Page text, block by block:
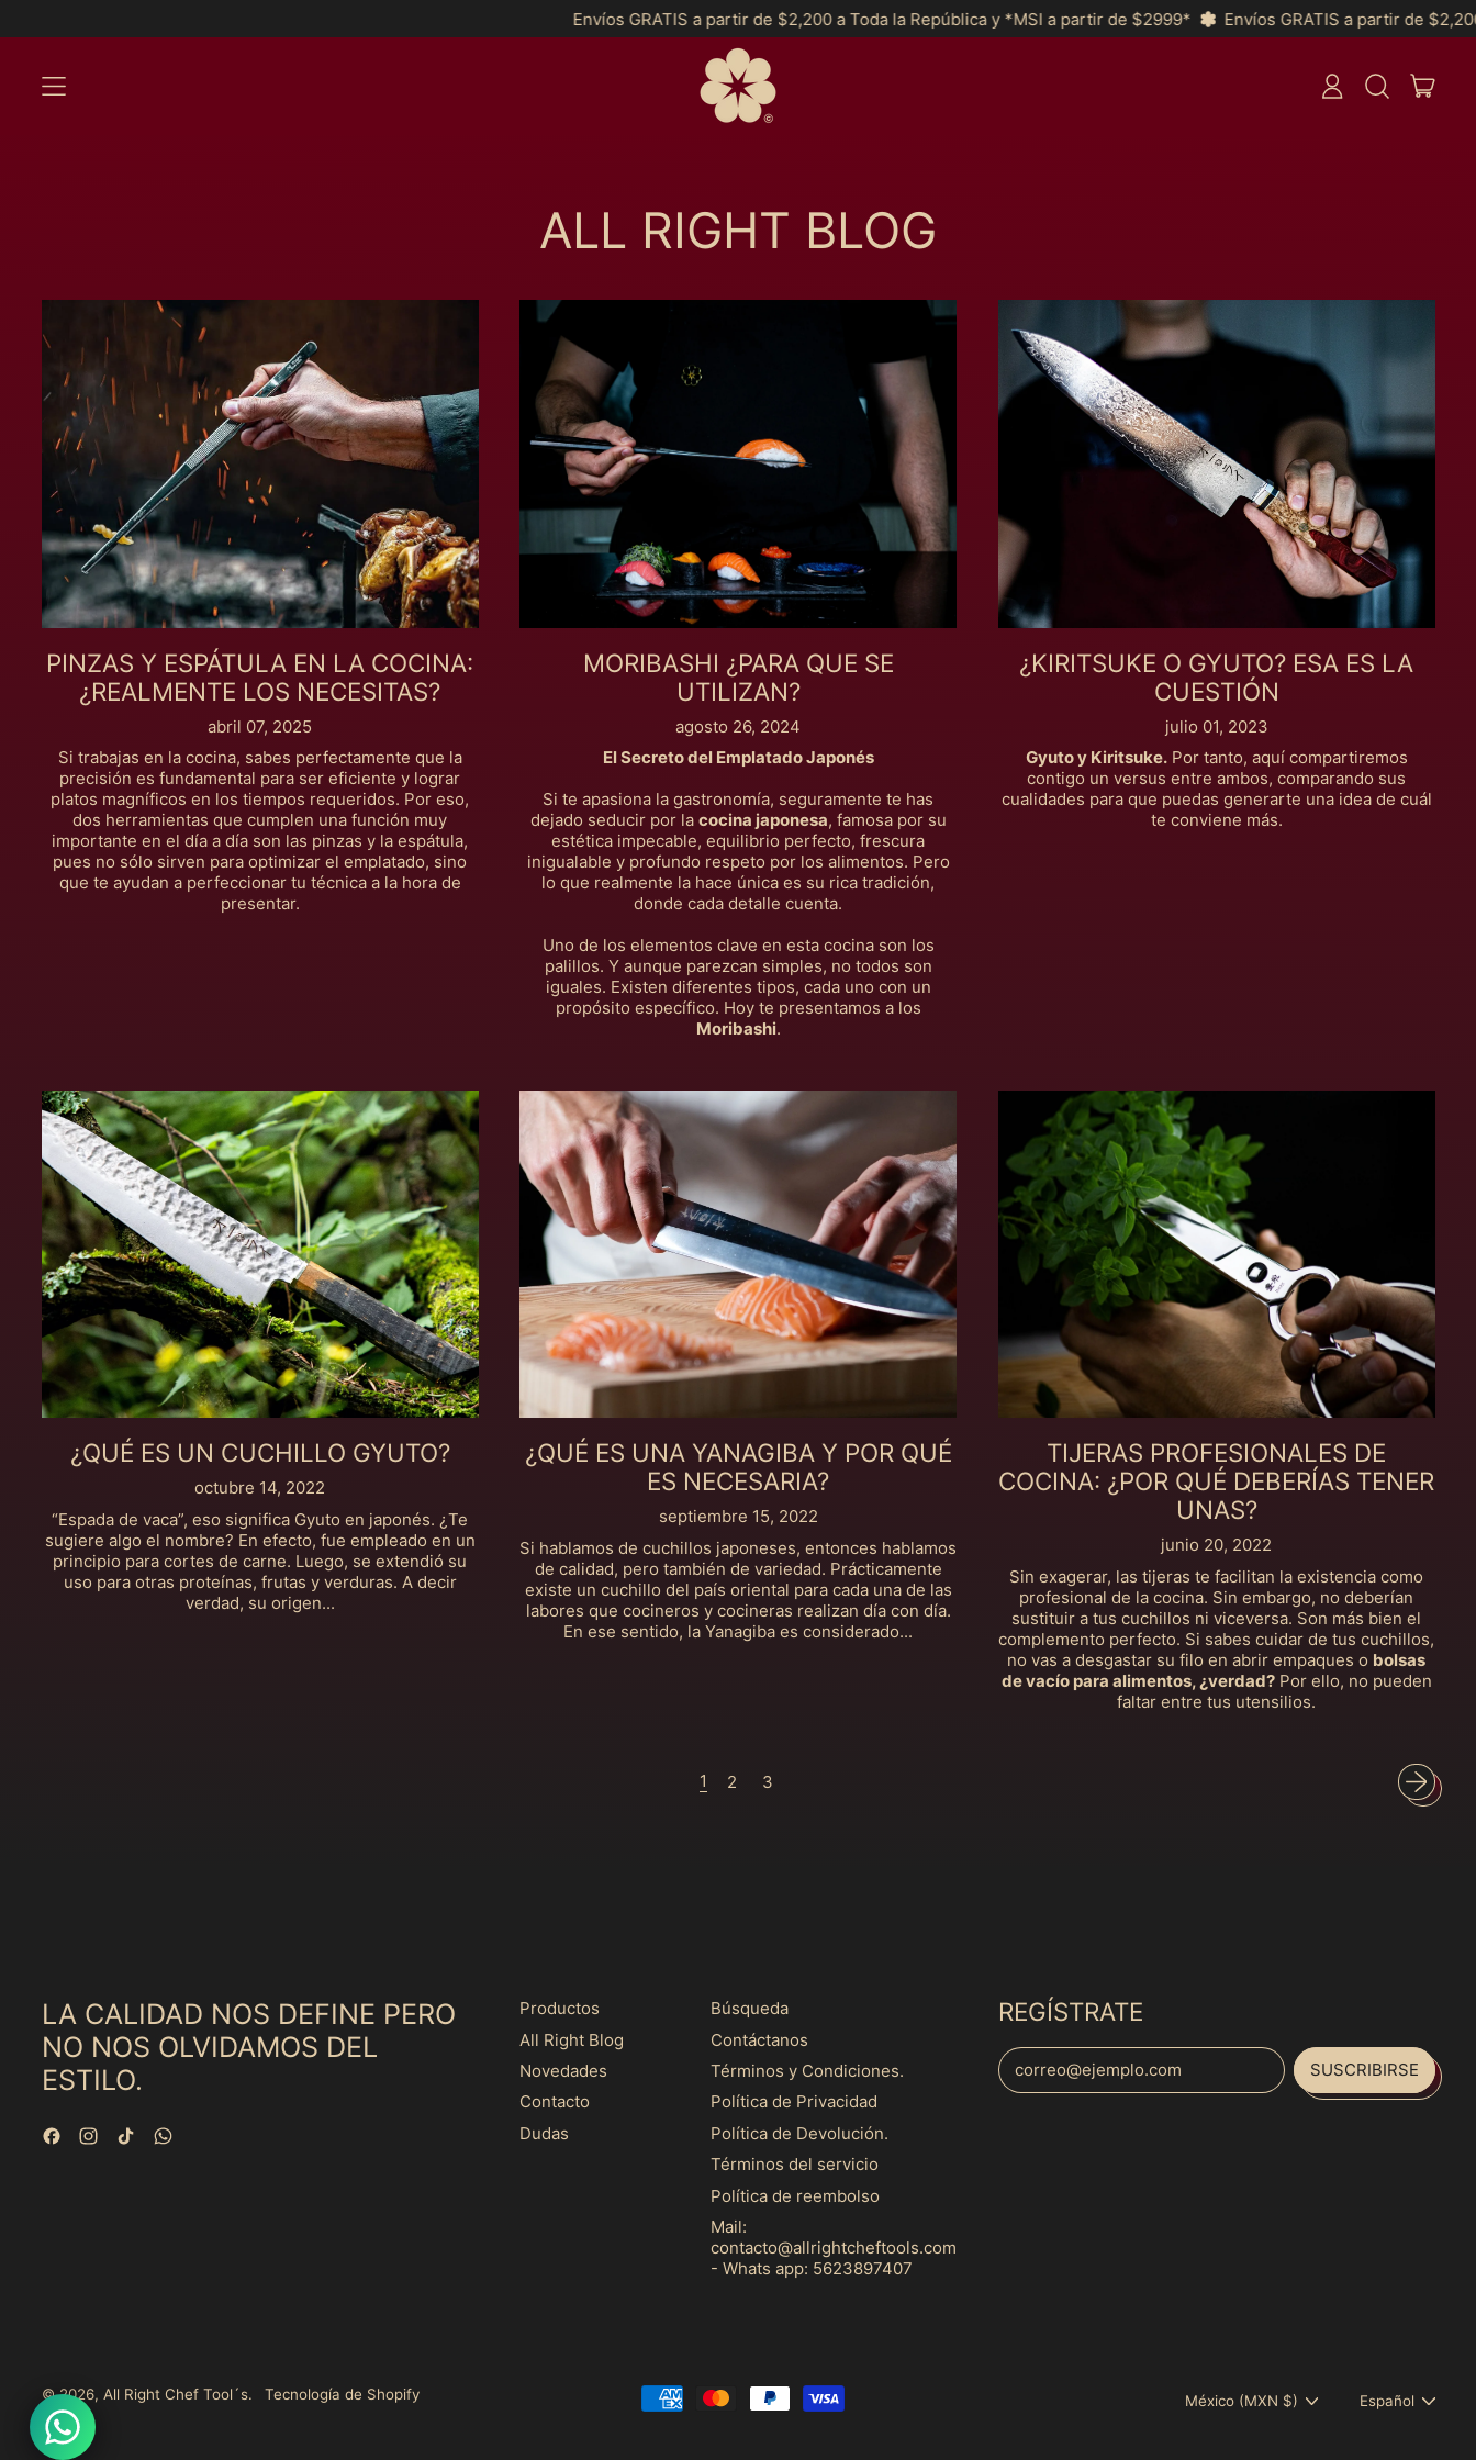
Envíos GRATIS a partir de $2,200 a Toda la República y *MSI a partir de $2999* Envíos GRATIS a partir de $2,200 a Toda la
MENÚ
INICIARBUSCAR
ALL RIGHT BLOG
PINZAS Y ESPÁTULA EN LA COCINA:
¿REALMENTE LOS NECESITAS?
abril 07, 2025
Si trabajas en la cocina, sabes perfectamente que la
precisión es fundamental para ser eficiente y lograr
platos magníficos en los tiempos requeridos. Por eso,
dos herramientas que cumplen una función muy
importante en el día a día son las pinzas y la espátula,
pues no sólo sirven para optimizar el emplatado, sino
que te ayudan a perfeccionar tu técnica a la hora de
presentar.
MORIBASHI ¿PARA QUE SE
UTILIZAN?
agosto 26, 2024
El Secreto del Emplatado Japonés
Si te apasiona la gastronomía, seguramente te has
dejado seducir por la cocina japonesa, famosa por su
estética impecable, equilibrio perfecto, frescura
inigualable y profundo respeto por los alimentos. Pero
lo que realmente la hace única es su rica tradición,
donde cada detalle cuenta.
Uno de los elementos clave en esta cocina son los
palillos. Y aunque parezcan simples, no todos son
iguales. Existen diferentes tipos, cada uno con un
propósito específico. Hoy te presentamos a los
Moribashi.
¿KIRITSUKE O GYUTO? ESA ES LA
CUESTIÓN
julio 01, 2023
Gyuto y Kiritsuke.Por tanto, aquí compartiremos
contigo un versus entre ambos, comparando sus
cualidades para que puedas generarte una idea de cuál
te conviene más.
¿QUÉ ES UN CUCHILLO GYUTO?
octubre 14, 2022
“Espada de vaca”, eso significa Gyuto en japonés. ¿Te
sugiere algo el nombre? En efecto, fue empleado en un
principio para cortes de carne. Luego, se extendió su
uso para otras proteínas, frutas y verduras. A decir
verdad, su origen...
¿QUÉ ES UNA YANAGIBA Y POR QUÉ
ES NECESARIA?
septiembre 15, 2022
Si hablamos de cuchillos japoneses, entonces hablamos
de calidad, pero también de variedad. Prácticamente
existe un cuchillo del país oriental para cada una de las
labores que cocineros y cocineras realizan día con día.
En ese sentido, la Yanagiba es considerado...
TIJERAS PROFESIONALES DE
COCINA: ¿POR QUÉ DEBERÍAS TENER
UNAS?
junio 20, 2022
Sin exagerar, las tijeras te facilitan la existencia como
profesional de la cocina. Sin embargo, no deberían
sustituir a tus cuchillos ni viceversa. Son más bien el
complemento perfecto. Si sabes cuidar de tus cuchillos,
no vas a desgastar su filo en abrir empaques o bolsas
de vacío para alimentos, ¿verdad?Por ello, no pueden
faltar entre tus utensilios.
1 2 3
LA CALIDAD NOS DEFINE PERO
NO NOS OLVIDAMOS DEL
ESTILO.
FacebookInstagram
TikTokWhatsApp
Productos
All Right Blog
Novedades
Contacto
Dudas
Búsqueda
Contáctanos
Términos y Condiciones.
Política de Privacidad
Política de Devolución.
Términos del servicio
Política de reembolso
Mail:
contacto@allrightcheftools.com
- Whats app: 5623897407
REGÍSTRATE
Dirección de correo electrónico
SUSCRIBIRSE
© 2026, All Right Chef Tool´s. Tecnología de Shopify País/región
México (MXN $)
Antigua y Barbuda
(MXN $)
Arabia Saudí (MXN
$)
Argelia (MXN $)
Argentina (MXN $)
Armenia (MXN $)
Aruba (MXN $)
Australia (MXN $)
Austria (MXN $)
Bahamas (MXN $)
Bangladés (MXN $)
Barbados (MXN $)
Baréin (MXN $)
Bélgica (MXN $)
Belice (MXN $)
Benín (MXN $)
$)
Burundi (MXN $)
Idioma
Español